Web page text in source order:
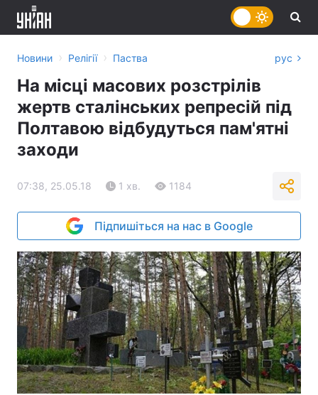
Новини › Релігії › Паства рус
На місці масових розстрілів
жертв сталінських репресій під
Полтавою відбудуться пам'ятні
заходи
07:38, 25.05.18 1 хв. 1184
Підпишіться на нас в Google